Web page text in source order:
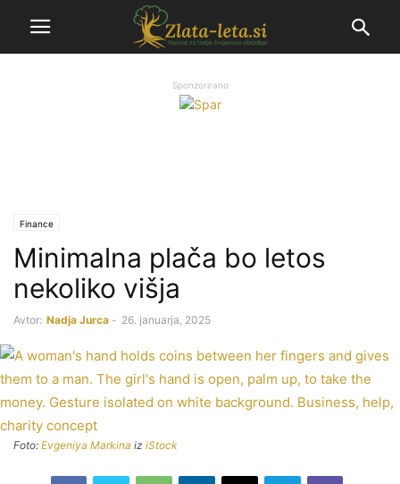
Sponzorirano
Finance
Minimalna plača bo letos
nekoliko višja
Avtor: Nadja Jurca - 26. januarja, 2025
Foto: Evgeniya Markina iz iStock